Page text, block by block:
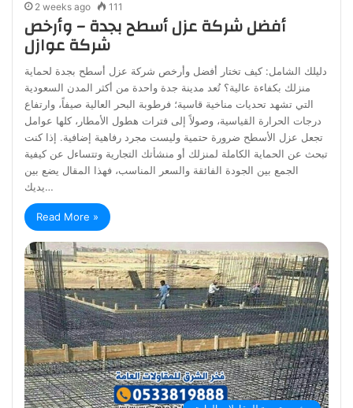
2 weeks ago 111
أفضل شركة عزل أسطح بجدة – وأرخص
شركة عوازل
دليلك الشامل: كيف تختار أفضل وأرخص شركة عزل أسطح بجدة لحماية
منزلك بكفاءة عالية؟ تُعد مدينة جدة واحدة من أكثر المدن السعودية
التي تشهد تحديات مناخية قاسية؛ فرطوبة البحر العالية صيفاً، وارتفاع
درجات الحرارة القياسية، وصولاً إلى فترات هطول الأمطار، كلها عوامل
تجعل عزل الأسطح ضرورة حتمية وليست مجرد رفاهية إضافية. إذا كنت
تبحث عن الحماية الكاملة لمنزلك أو منشأتك التجارية وتتساءل عن كيفية
الجمع بين الجودة الفائقة والسعر المناسب، فهذا المقال يضع بين
يديك…
Read More »